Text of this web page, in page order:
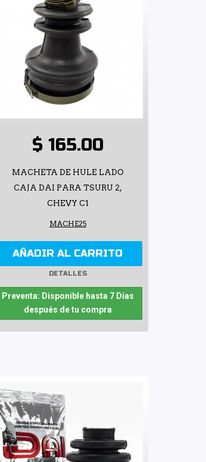
$ 165.00
MACHETA DE HULE LADO
CAJA DAI PARA TSURU 2,
CHEVY C1
MACHE25
AÑADIR AL CARRITO
DETALLES
Preventa: Disponible hasta 7 Días
después de tu compra